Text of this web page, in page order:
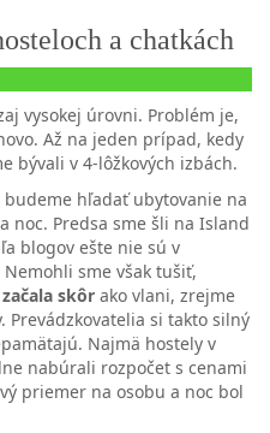
a chatkách
vysokej úrovni. Problém je,
Až na jeden prípad, kedy
bývali v 4-lôžkových izbách.
hľadať ubytovanie na
noc. Predsa sme šli na Island
blogov ešte nie sú v
sme však tušiť,
skôr ako vlani, zrejme
Prevádzkovatelia si takto silný
Najmä hostely v
nabúrali rozpočet s cenami
priemer na osobu a noc bol